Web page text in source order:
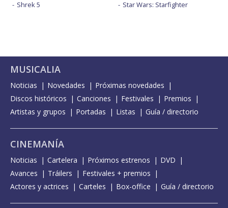
Shrek 5
Star Wars: Starfighter
MUSICALIA
Noticias Novedades
Próximas novedades
Discos históricos
Canciones Festivales
Premios
Artistas y grupos
Portadas Listas Guía / directorio
CINEMANÍA
Noticias Cartelera Próximos estrenos
DVD
Avances
Tráilers
Festivales + premios
Actores y actrices
Carteles Box-office Guía / directorio